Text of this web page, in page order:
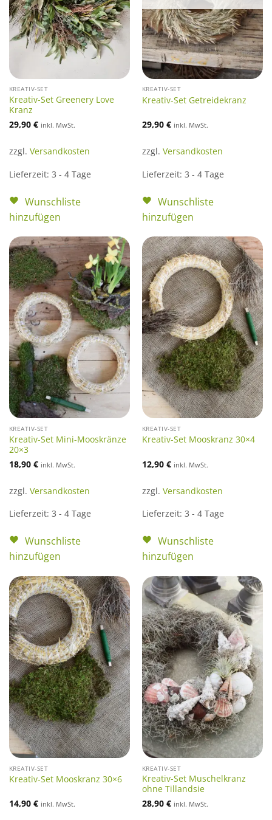
KREATIV-SET
Kreativ-Set Greenery Love
Kranz
29,90 € inkl. MwSt.
zzgl. Versandkosten
Lieferzeit: 3 - 4 Tage
Wunschliste
hinzufügen
KREATIV-SET
Kreativ-Set Getreidekranz
29,90 € inkl. MwSt.
zzgl. Versandkosten
Lieferzeit: 3 - 4 Tage
Wunschliste
hinzufügen
KREATIV-SET
Kreativ-Set Mini-Mooskränze
20×3
18,90 € inkl. MwSt.
zzgl. Versandkosten
Lieferzeit: 3 - 4 Tage
Wunschliste
hinzufügen
KREATIV-SET
Kreativ-Set Mooskranz 30×4
12,90 € inkl. MwSt.
zzgl. Versandkosten
Lieferzeit: 3 - 4 Tage
Wunschliste
hinzufügen
KREATIV-SET
Kreativ-Set Mooskranz 30×6
14,90 € inkl. MwSt.
KREATIV-SET
Kreativ-Set Muschelkranz
ohne Tillandsie
28,90 € inkl. MwSt.